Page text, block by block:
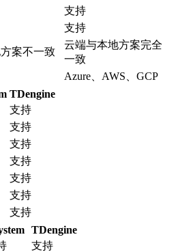
支持
支持
案不一致
云端与本地方案完全
一致
Azure、AWS、GCP
TDengine
支持
支持
支持
支持
支持
支持
支持
TDengine
支持